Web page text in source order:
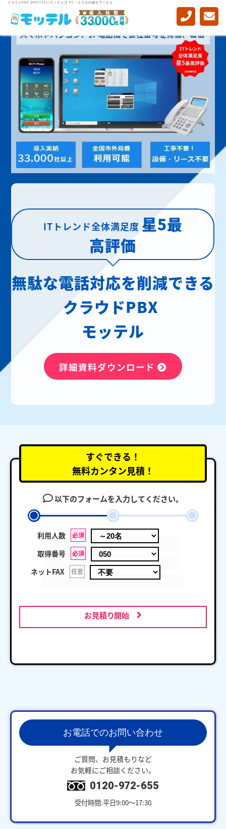
クラウドPBX【MOT/TEL(モッテル)】PC・スマホ内線化サービス
ITトレンド全体満足度 星5最
高評価
無駄な電話対応を削減できる
クラウドPBX
モッテル
詳細資料ダウンロード
すぐできる！
無料カンタン見積！
以下のフォームを入力してください。
利用人数 必須
取得番号 必須
ネットFAX 任意
お見積り開始
お電話でのお問い合わせ
ご質問、お見積もりなど
お気軽にご相談ください。
0120-972-655
受付時間:平日9:00～17:30